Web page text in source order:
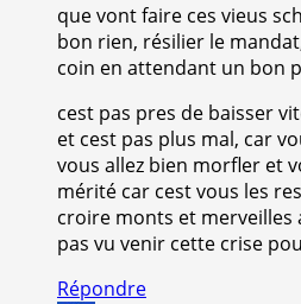
que vont faire ces vieus
bon rien, résilier le
coin en attendant un bon
cest pas pres de baisser
et cest pas plus mal, car
vous allez bien morfler et
mérité car cest vous les
croire monts et merveilles
pas vu venir cette crise
Répondre